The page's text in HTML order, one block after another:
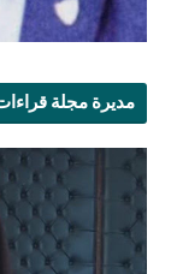
مديرة مجلة